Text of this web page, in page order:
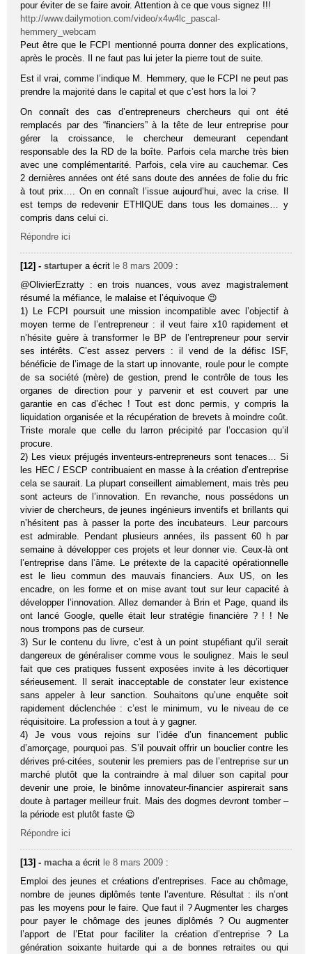
pour éviter de se faire avoir. Attention à ce que vous signez !!!
http://www.dailymotion.com/video/x4w4lc_pascal-
hemmery_webcam
Peut être que le FCPI mentionné pourra donner des explications,
après le procès. Il ne faut pas lui jeter la pierre tout de suite.
Est il vrai, comme l’indique M. Hemmery, que le FCPI ne peut pas
prendre la majorité dans le capital et que c’est hors la loi ?
On connaît des cas d’entrepreneurs chercheurs qui ont été
remplacés par des “financiers” à la tête de leur entreprise pour
gérer la croissance, le chercheur demeurant cependant
responsable des la RD de la boîte. Parfois cela marche très bien
avec une complémentarité. Parfois, cela vire au cauchemar. Ces
2 dernières années ont été sans doute des années de folie du fric
à tout prix…. On en connaît l’issue aujourd’hui, avec la crise. Il
est temps de redevenir ETHIQUE dans tous les domaines… y
compris dans celui ci.
Répondre ici
[12] -startuper a écrit le 8 mars 2009 :
@OlivierEzratty : en trois nuances, vous avez magistralement
résumé la méfiance, le malaise et l’équivoque 😉
1) Le FCPI poursuit une mission incompatible avec l’objectif à
moyen terme de l’entrepreneur : il veut faire x10 rapidement et
n’hésite guère à transformer le BP de l’entrepreneur pour servir
ses intérêts. C’est assez pervers : il vend de la défisc ISF,
bénéficie de l’image de la start up innovante, roule pour le compte
de sa société (mère) de gestion, prend le contrôle de tous les
organes de direction pour y parvenir et est couvert par une
garantie en cas d’échec ! Tout est donc permis, y compris la
liquidation organisée et la récupération de brevets à moindre coût.
Triste morale que celle du larron précipité par l’occasion qu’il
procure.
2) Les vieux préjugés inventeurs-entrepreneurs sont tenaces… Si
les HEC / ESCP contribuaient en masse à la création d’entreprise
cela se saurait. La plupart conseillent aimablement, mais très peu
sont acteurs de l’innovation. En revanche, nous possédons un
vivier de chercheurs, de jeunes ingénieurs inventifs et brillants qui
n’hésitent pas à passer la porte des incubateurs. Leur parcours
est admirable. Pendant plusieurs années, ils passent 60 h par
semaine à développer ces projets et leur donner vie. Ceux-là ont
l’entreprise dans l’âme. Le prétexte de la capacité opérationnelle
est le lieu commun des mauvais financiers. Aux US, on les
encadre, on les forme et on mise avant tout sur leur capacité à
développer l’innovation. Allez demander à Brin et Page, quand ils
ont lancé Google, quelle était leur stratégie financière ? ! ! Ne
nous trompons pas de curseur.
3) Sur le contenu du livre, c’est à un point stupéfiant qu’il serait
dangereux de généraliser comme vous le soulignez. Mais le seul
fait que ces pratiques fussent exposées invite à les décortiquer
sérieusement. Il serait inacceptable de constater leur existence
sans appeler à leur sanction. Souhaitons qu’une enquête soit
rapidement déclenchée : c’est le minimum, vu le niveau de ce
réquisitoire. La profession a tout à y gagner.
4) Je vous vous rejoins sur l’idée d’un financement public
d’amorçage, pourquoi pas. S’il pouvait offrir un bouclier contre les
dérives pré-citées, soutenir les premiers pas de l’entreprise sur un
marché plutôt que la contraindre à mal diluer son capital pour
devenir une proie, le binôme innovateur-financier aspirerait sans
doute à partager meilleur fruit. Mais des dogmes devront tomber –
la période est plutôt faste 😉
Répondre ici
[13] - macha a écrit le 8 mars 2009 :
Emploi des jeunes et créations d’entreprises. Face au chômage,
nombre de jeunes diplômés tente l’aventure. Résultat : ils n’ont
pas les moyens pour le faire. Que faut il ? Augmenter les charges
pour payer le chômage des jeunes diplômés ? Ou augmenter
l’apport de l’Etat pour faciliter la création d’entreprise ? La
génération soixante huitarde qui a de bonnes retraites ou qui